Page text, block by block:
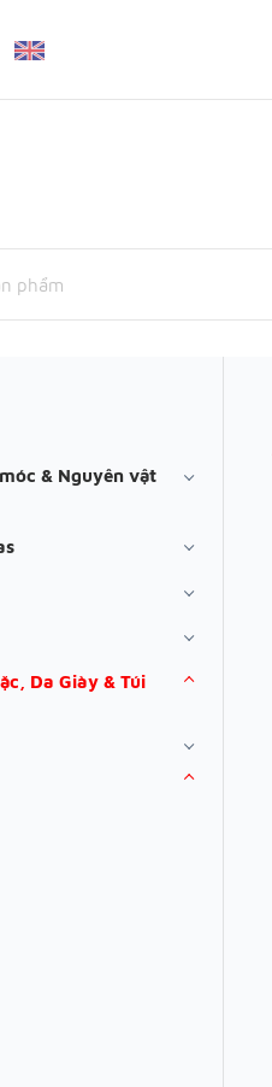
& Nguyên vật
Da Giày & Túi